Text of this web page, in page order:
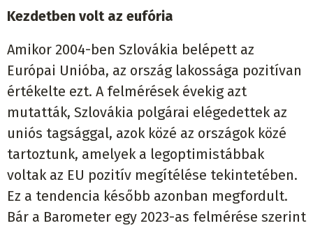
Kezdetben volt az eufória
Amikor 2004-ben Szlovákia belépett az
Európai Unióba, az ország lakossága pozitívan
értékelte ezt. A felmérések évekig azt
mutatták, Szlovákia polgárai elégedettek az
uniós tagsággal, azok közé az országok közé
tartoztunk, amelyek a legoptimistábbak
voltak az EU pozitív megítélése tekintetében.
Ez a tendencia később azonban megfordult.
Bár a Barometer egy 2023-as felmérése szerint